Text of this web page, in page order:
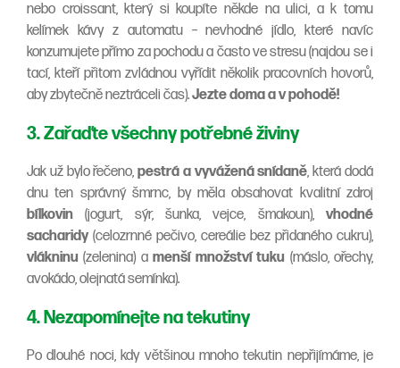
nebo croissant, který si koupíte někde na ulici, a k tomu
kelímek kávy z automatu – nevhodné jídlo, které navíc
konzumujete přímo za pochodu a často ve stresu (najdou se i
tací, kteří přitom zvládnou vyřídit několik pracovních hovorů,
aby zbytečně neztráceli čas).Jezte doma a v pohodě!
3. Zařaďte všechny potřebné živiny
Jak už bylo řečeno,pestrá a vyvážená snídaně, která dodá
dnu ten správný šmrnc, by měla obsahovat kvalitní zdroj
bílkovin (jogurt, sýr, šunka, vejce, šmakoun), vhodné
sacharidy (celozrnné pečivo, cereálie bez přidaného cukru),
vlákninu (zelenina) amenší množství tuku (máslo, ořechy,
avokádo, olejnatá semínka).
4. Nezapomínejte na tekutiny
Po dlouhé noci, kdy většinou mnoho tekutin nepřijímáme, je